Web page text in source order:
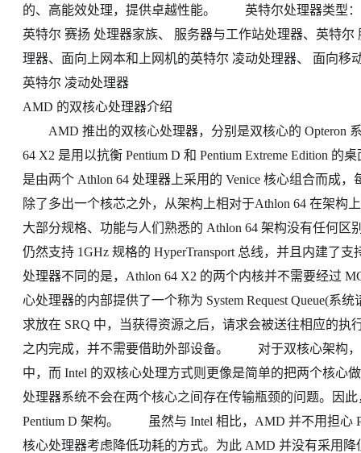
的、高能效处理，提供卓越性能。 英特尔处理器类型：
英特尔 赛扬 处理器家族、 服务器与工作站处理器、英特
理器、面向上网本和上网机的英特尔 凌动处理器、 面向
英特尔 凌动处理器
AMD 的双核心处理器介绍
AMD 推出的双核心处理器，分别是双核心的 Opteron
64 X2 是用以抗衡 Pentium D 和 Pentium Extreme Edition
是由两个 Athlon 64 处理器上采用的 Venice 核心组合而成
除了多出一个核芯之外，从架构上相对于Athlon 64 在架
大部分规格、功能与人们熟悉的 Athlon 64 架构没有任何
仍然支持 1GHz 规格的 HyperTransport 总线，并且内建
处理器不同的是，Athlon 64 X2 的两个内核并不需要经过
心处理器的内部提供了一个称为 System Request Queue(系
求放在 SRQ 中，当获得资源之后，请求会被送往相应的
之内完成，并不需要借助外部设备。 对于双核心架构，
中，而 Intel 的双核心处理方式则更像是简单的把两个核心
处理器系统不会在两个核心之间存在传输瓶颈的问题。因
Pentium D 架构。 虽然与 Intel 相比，AMD 并不用担心
核心处理器考虑降低功耗的方式。为此 AMD 并没有采用